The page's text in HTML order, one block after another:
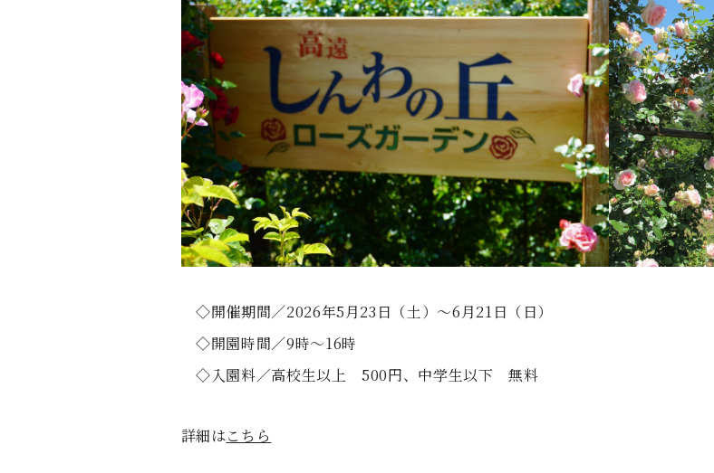
◇開催期間／2026年5月23日（土）〜6月21日（日）
◇開園時間／9時～16時
◇入園料／高校生以上 500円、中学生以下 無料
詳細はこちら